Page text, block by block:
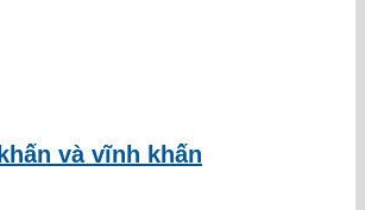
và vĩnh khấn